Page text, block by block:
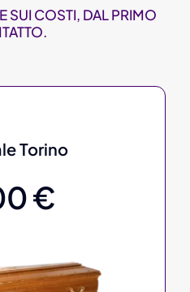
SUI COSTI, DAL PRIMO
Torino
€